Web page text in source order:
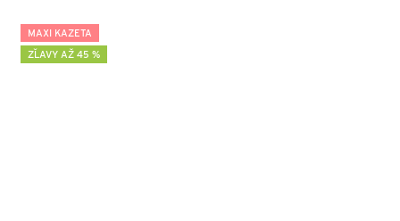
MAXI KAZETA
ZĽAVY AŽ 45 %